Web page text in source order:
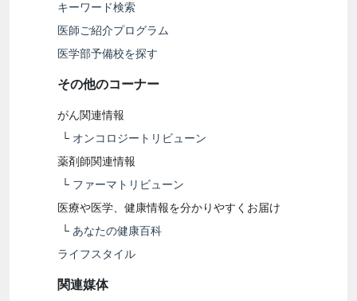
キーワード検索
医師ご紹介プログラム
医学部予備校を探す
その他のコーナー
がん関連情報
└ オンコロジートリビューン
薬剤師関連情報
└ ファーマトリビューン
医療や医学、健康情報を分かりやすくお届け
└ あなたの健康百科
ライフスタイル
関連媒体